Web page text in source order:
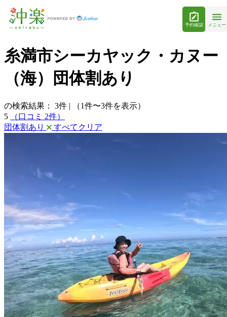
予約確認 メニュー
糸満市シーカヤック・カヌー
（海）団体割あり
の検索結果： 3件 |
（1件〜3件を表示）
5
（口コミ 2件）
団体割あり
すべてクリア